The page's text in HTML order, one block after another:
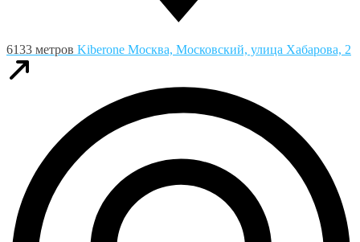
6133 метров Kiberone Москва, Московский, улица Хабарова, 2